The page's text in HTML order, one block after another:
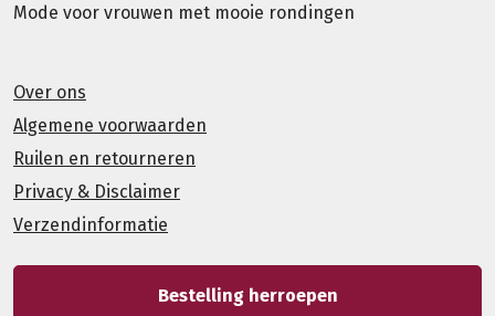
Mode voor vrouwen met mooie rondingen
Over ons
Algemene voorwaarden
Ruilen en retourneren
Privacy & Disclaimer
Verzendinformatie
Bestelling herroepen